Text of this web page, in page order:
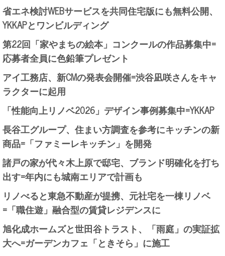
省エネ検討WEBサービスを共同住宅版にも無料公開、
YKKAPとワンビルディング
第22回「家やまちの絵本」コンクールの作品募集中=
応募者全員に色鉛筆プレゼント
アイ工務店、新CMの発表会開催=渋谷凪咲さんをキャ
ラクターに起用
「性能向上リノベ2026」デザイン事例募集中=YKKAP
長谷工グループ、住まい方調査を参考にキッチンの新
商品=「ファミーレキッチン」を開発
諸戸の家が代々木上原で邸宅、ブランド明確化を打ち
出す=年内にも城南エリアで計画も
リノべると東急不動産が提携、元社宅を一棟リノベ
=「職住遊」融合型の賃貸レジデンスに
旭化成ホームズと世田谷トラスト、「雨庭」の実証拡
大へ=ガーデンカフェ「ときそら」に施工